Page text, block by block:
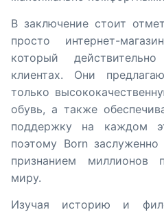
В заключение стоит
просто интернет-
который
клиентах. Они
только
обувь, а также
поддержку на каждом
поэтому Born
признанием миллионов
миру.
Изучая историю и